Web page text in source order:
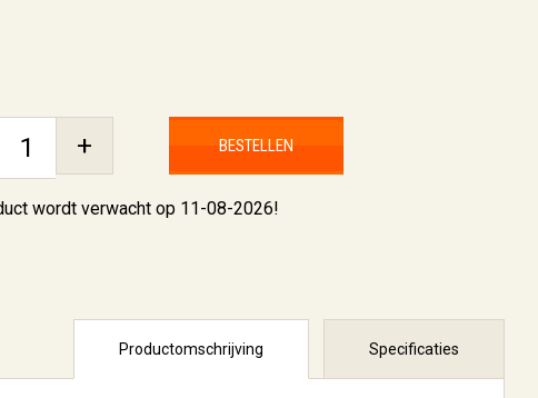
+ BESTELLEN
wordt verwacht op 11-08-2026!
Productomschrijving Specificaties